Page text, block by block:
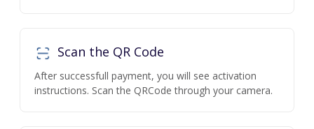
Scan the QR Code
After successfull payment, you will see activation
instructions. Scan the QRCode through your camera.